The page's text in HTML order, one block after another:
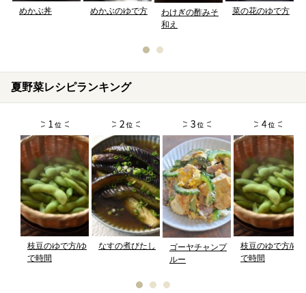
めかぶ丼 めかぶのゆで方
わけぎの酢みそ
和え
菜の花のゆで方
夏野菜レシピランキング
枝豆のゆで方/ゆ
で時間
なすの煮びたし
ゴーヤチャンプ
ルー
枝豆のゆで方/ゆ
で時間